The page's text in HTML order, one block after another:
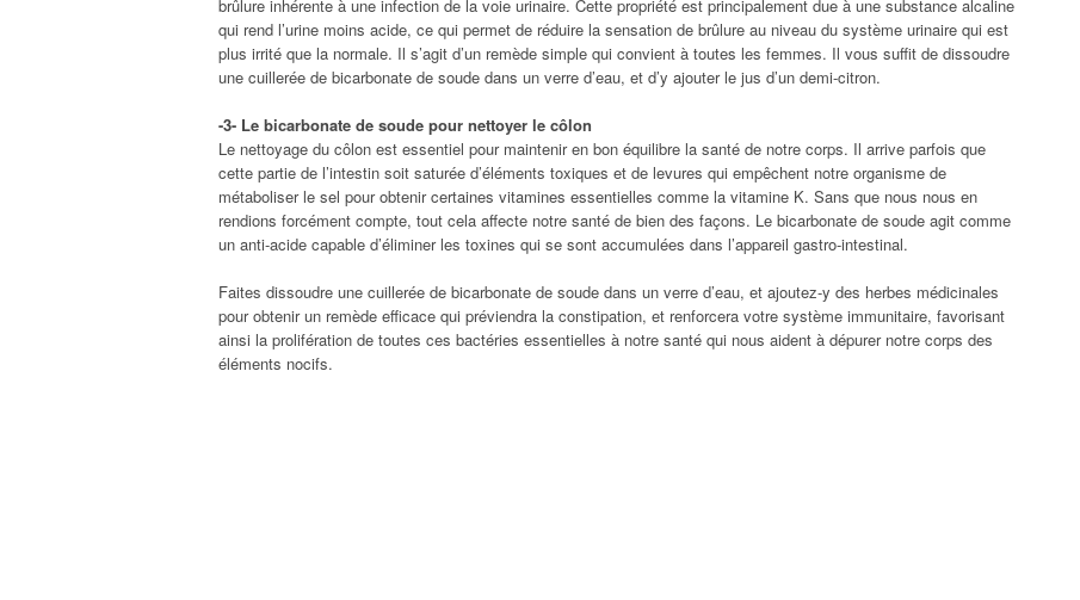
brûlure inhérente à une infection de la voie urinaire. Cette propriété est principalement due à une substance alcaline
qui rend l’urine moins acide, ce qui permet de réduire la sensation de brûlure au niveau du système urinaire qui est
plus irrité que la normale. Il s’agit d’un remède simple qui convient à toutes les femmes. Il vous suffit de dissoudre
une cuillerée de bicarbonate de soude dans un verre d’eau, et d’y ajouter le jus d’un demi-citron.
-3- Le bicarbonate de soude pour nettoyer le côlon
Le nettoyage du côlon est essentiel pour maintenir en bon équilibre la santé de notre corps. Il arrive parfois que
cette partie de l’intestin soit saturée d’éléments toxiques et de levures qui empêchent notre organisme de
métaboliser le sel pour obtenir certaines vitamines essentielles comme la vitamine K. Sans que nous nous en
rendions forcément compte, tout cela affecte notre santé de bien des façons. Le bicarbonate de soude agit comme
un anti-acide capable d’éliminer les toxines qui se sont accumulées dans l’appareil gastro-intestinal.
Faites dissoudre une cuillerée de bicarbonate de soude dans un verre d’eau, et ajoutez-y des herbes médicinales
pour obtenir un remède efficace qui préviendra la constipation, et renforcera votre système immunitaire, favorisant
ainsi la prolifération de toutes ces bactéries essentielles à notre santé qui nous aident à dépurer notre corps des
éléments nocifs.